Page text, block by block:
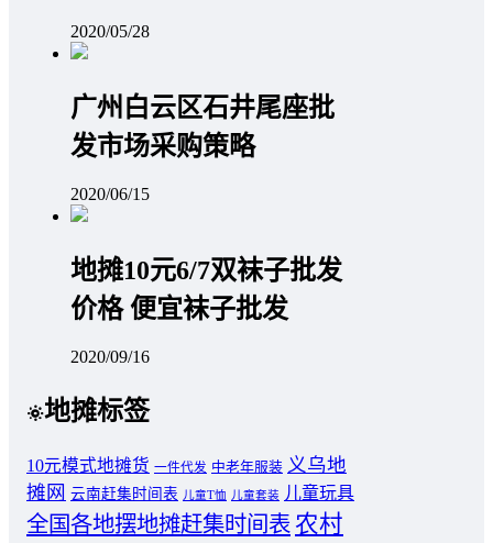
2020/05/28
广州白云区石井尾座批
发市场采购策略
2020/06/15
地摊10元6/7双袜子批发
价格 便宜袜子批发
2020/09/16
地摊标签
10元模式地摊货 一件代发 中老年服装 义乌地
摊网 云南赶集时间表 儿童T恤 儿童套装 儿童玩具
全国各地摆地摊赶集时间表 农村